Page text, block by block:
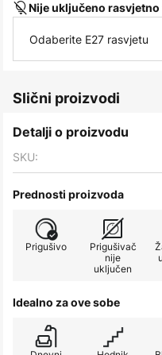
Nije uključeno rasvjetno
Odaberite E27 rasvjetu
Slični proizvodi
Detalji o proizvodu
SKU:
Prednosti proizvoda
Prigušivo
Prigušivač
nije
uključen
Idealno za ove sobe